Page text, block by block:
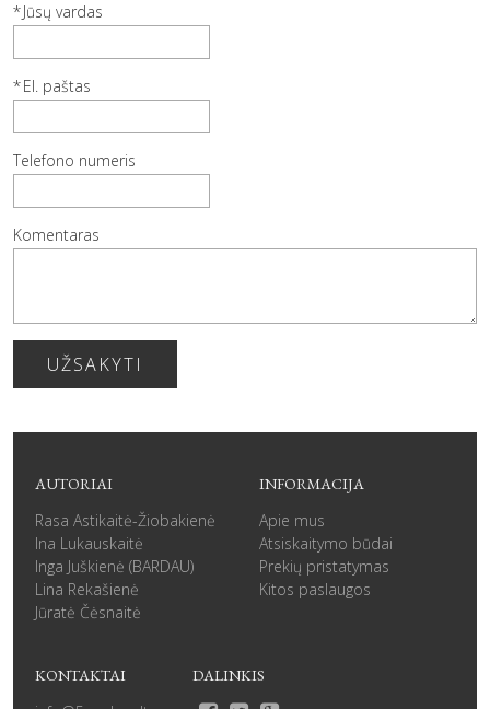
Jūsų vardas
El. paštas
Telefono numeris
Komentaras
UŽSAKYTI
AUTORIAI
Rasa Astikaitė-Žiobakienė
Ina Lukauskaitė
Inga Juškienė (BARDAU)
Lina Rekašienė
Jūratė Čėsnaitė
INFORMACIJA
Apie mus
Atsiskaitymo būdai
Prekių pristatymas
Kitos paslaugos
KONTAKTAI DALINKIS